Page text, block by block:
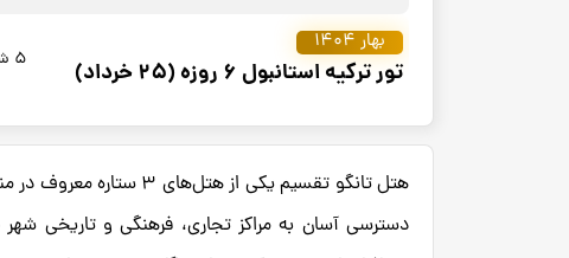
بهار 1404
تور ترکیه استانبول 6 روزه (25 خرداد) 5 شب
هتل تانگو تقسیم یکی از
دسترسی آسان به مراکز تجاری، فرهنگی و تاریخی شهر